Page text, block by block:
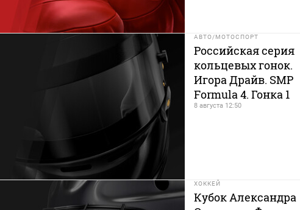
АВТО/МОТОСПОРТ
Российская серия
кольцевых гонок.
Игора Драйв. SMP
Formula 4. Гонка 1
8 августа 12:50
ХОККЕЙ
Кубок Александра